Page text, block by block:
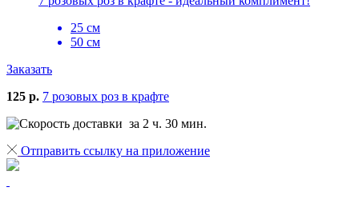
25 см
50 см
Заказать
125 р. 7 розовых роз в крафте
за 2 ч. 30 мин.
Отправить ссылку на приложение